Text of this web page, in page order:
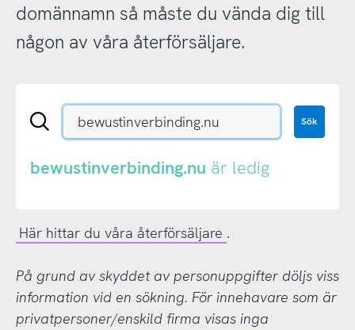
domännamn så måste du vända dig till
någon av våra återförsäljare.
Sök
eller
Sök
bewustinverbinding.nu är ledig
Här hittar du våra återförsäljare .
På grund av skyddet av personuppgifter döljs viss
information vid en sökning. För innehavare som är
privatpersoner/enskild firma visas inga